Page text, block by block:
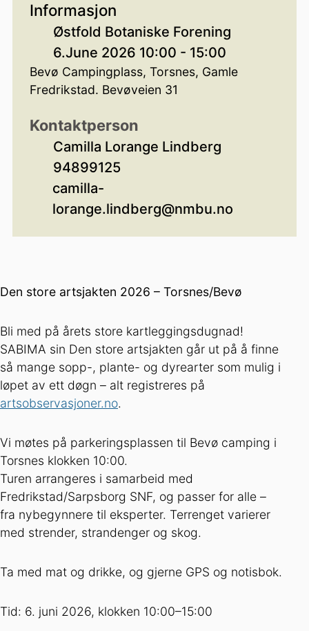
Informasjon
Østfold Botaniske Forening
6.June 2026 10:00 - 15:00
Bevø Campingplass, Torsnes, Gamle
Fredrikstad. Bevøveien 31
Kontaktperson
Camilla Lorange Lindberg
94899125
camilla-
lorange.lindberg@nmbu.no
Den store artsjakten 2026 – Torsnes/Bevø
Bli med på årets store kartleggingsdugnad!
SABIMA sin Den store artsjakten går ut på å finne
så mange sopp-, plante- og dyrearter som mulig i
løpet av ett døgn – alt registreres på
artsobservasjoner.no.
Vi møtes på parkeringsplassen til Bevø camping i
Torsnes klokken 10:00.
Turen arrangeres i samarbeid med
Fredrikstad/Sarpsborg SNF, og passer for alle –
fra nybegynnere til eksperter. Terrenget varierer
med strender, strandenger og skog.
Ta med mat og drikke, og gjerne GPS og notisbok.
Tid: 6. juni 2026, klokken 10:00–15:00